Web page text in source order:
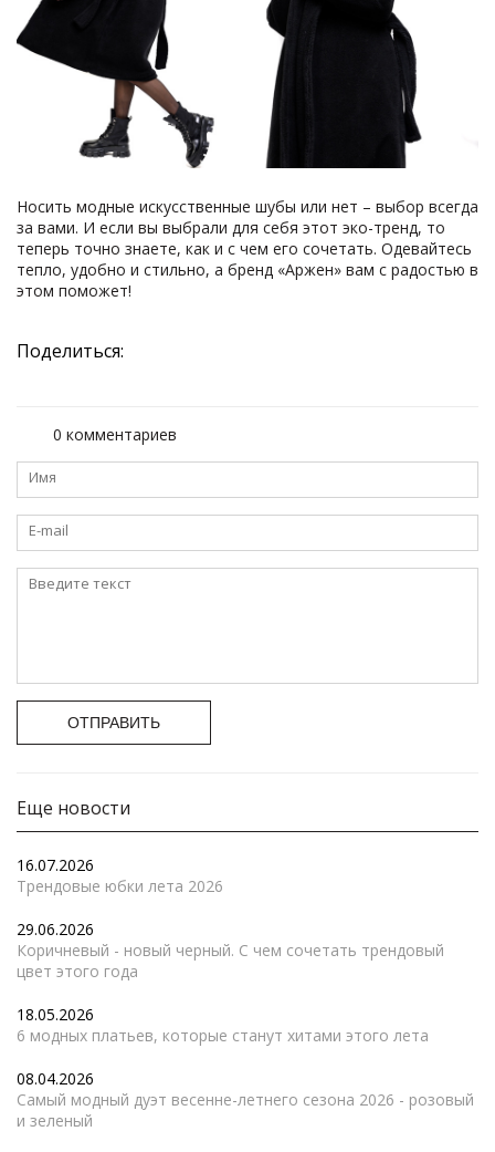
Носить модные искусственные шубы или нет – выбор всегда
за вами. И если вы выбрали для себя этот эко-тренд, то
теперь точно знаете, как и с чем его сочетать. Одевайтесь
тепло, удобно и стильно, а бренд «Аржен» вам с радостью в
этом поможет!
Поделиться:
0 комментариев
ОТПРАВИТЬ
Еще новости
16.07.2026
Трендовые юбки лета 2026
29.06.2026
Коричневый - новый черный. С чем сочетать трендовый
цвет этого года
18.05.2026
6 модных платьев, которые станут хитами этого лета
08.04.2026
Самый модный дуэт весенне-летнего сезона 2026 - розовый
и зеленый